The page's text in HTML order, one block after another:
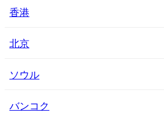
香港
北京
ソウル
バンコク